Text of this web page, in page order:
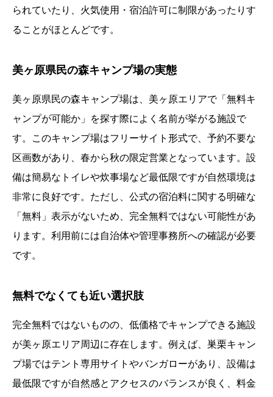
られていたり、火気使用・宿泊許可に制限があったりす
ることがほとんどです。
美ヶ原県民の森キャンプ場の実態
美ヶ原県民の森キャンプ場は、美ヶ原エリアで「無料キ
ャンプが可能か」を探す際によく名前が挙がる施設で
す。このキャンプ場はフリーサイト形式で、予約不要な
区画数があり、春から秋の限定営業となっています。設
備は簡易なトイレや炊事場など最低限ですが自然環境は
非常に良好です。ただし、公式の宿泊料に関する明確な
「無料」表示がないため、完全無料ではない可能性があ
ります。利用前には自治体や管理事務所への確認が必要
です。
無料でなくても近い選択肢
完全無料ではないものの、低価格でキャンプできる施設
が美ヶ原エリア周辺に存在します。例えば、巣栗キャン
プ場ではテント専用サイトやバンガローがあり、設備は
最低限ですが自然感とアクセスのバランスが良く、料金